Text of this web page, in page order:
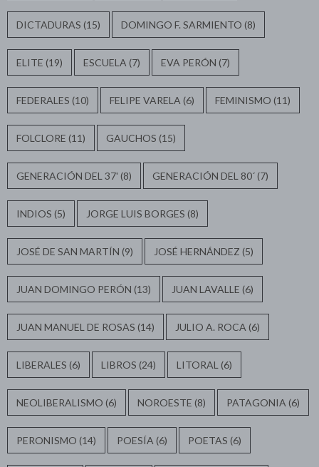
DICTADURAS (15) DOMINGO F. SARMIENTO (8)
ELITE (19) ESCUELA (7) EVA PERÓN (7)
FEDERALES (10) FELIPE VARELA (6) FEMINISMO (11)
FOLCLORE (11) GAUCHOS (15)
GENERACIÓN DEL 37' (8) GENERACIÓN DEL 80´(7)
INDIOS (5) JORGE LUIS BORGES (8)
JOSÉ DE SAN MARTÍN (9) JOSÉ HERNÁNDEZ (5)
JUAN DOMINGO PERÓN (13) JUAN LAVALLE (6)
JUAN MANUEL DE ROSAS (14) JULIO A. ROCA (6)
LIBERALES (6) LIBROS (24) LITORAL (6)
NEOLIBERALISMO (6) NOROESTE (8) PATAGONIA (6)
PERONISMO (14) POESÍA (6) POETAS (6)